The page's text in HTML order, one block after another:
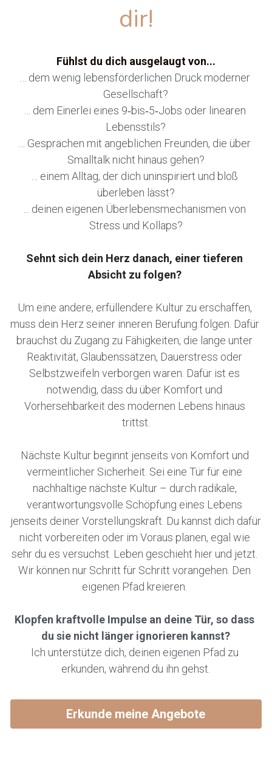
dir!
Fühlst du dich ausgelaugt von...
… dem wenig lebensförderlichen Druck moderner
Gesellschaft?
… dem Einerlei eines 9‑bis‑5‑Jobs oder linearen
Lebensstils?
… Gesprächen mit angeblichen Freunden, die über
Smalltalk nicht hinaus gehen?
… einem Alltag, der dich uninspiriert und bloß
überleben lässt?
... deinen eigenen Überlebensmechanismen von
Stress und Kollaps?
Sehnt sich dein Herz danach, einer tieferen
Absicht zu folgen?
Um eine andere, erfüllendere Kultur zu erschaffen,
muss dein Herz seiner inneren Berufung folgen. Dafür
brauchst du Zugang zu Fähigkeiten, die lange unter
Reaktivität, Glaubenssätzen, Dauerstress oder
Selbstzweifeln verborgen waren. Dafür ist es
notwendig, dass du über Komfort und
Vorhersehbarkeit des modernen Lebens hinaus
trittst.
Nächste Kultur beginnt jenseits von Komfort und
vermeintlicher Sicherheit. Sei eine Tür für eine
nachhaltige nächste Kultur – durch radikale,
verantwortungsvolle Schöpfung eines Lebens
jenseits deiner Vorstellungskraft. Du kannst dich dafür
nicht vorbereiten oder im Voraus planen, egal wie
sehr du es versuchst. Leben geschieht hier und jetzt.
Wir können nur Schritt für Schritt vorangehen. Den
eigenen Pfad kreieren.
Klopfen kraftvolle Impulse an deine Tür, so dass
du sie nicht länger ignorieren kannst?
Ich unterstütze dich, deinen eigenen Pfad zu
erkunden, während du ihn gehst.
Erkunde meine Angebote